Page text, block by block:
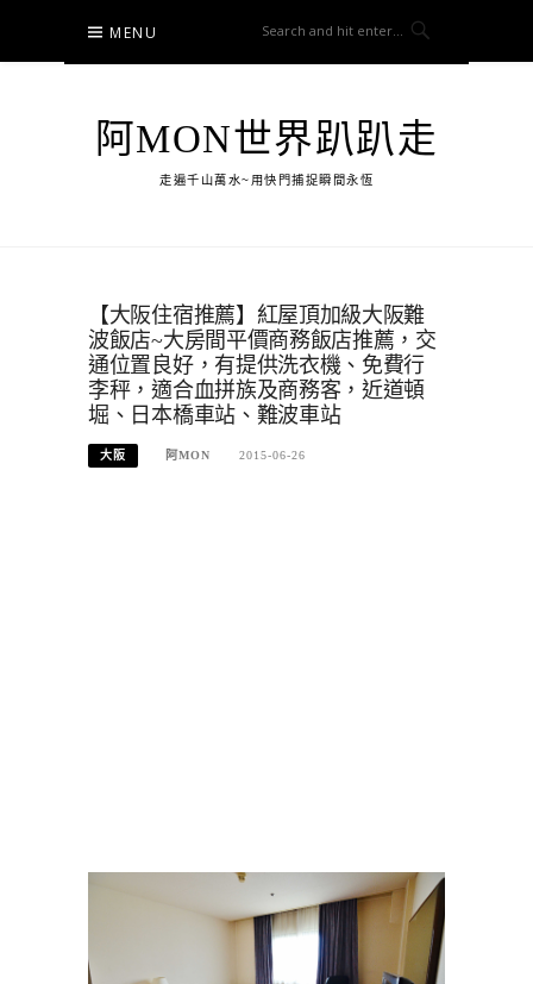
content
MENU
阿MON世界趴趴走
走遍千山萬水~用快門捕捉瞬間永恆
【大阪住宿推薦】紅屋頂加級大阪難
波飯店~大房間平價商務飯店推薦，交
通位置良好，有提供洗衣機、免費行
李秤，適合血拼族及商務客，近道頓
堀、日本橋車站、難波車站
大阪 阿MON 2015-06-26